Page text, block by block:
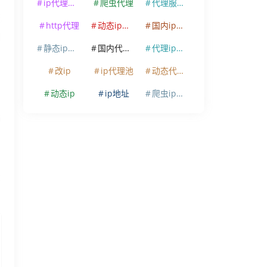
ip代理软件 爬虫代理
代理服务器
http代理
动态ip代理
国内ip代理
静态ip代理
国内代理ip
代理ip软件
改ip
ip代理池
动态代理ip
动态ip
ip地址 爬虫ip代理